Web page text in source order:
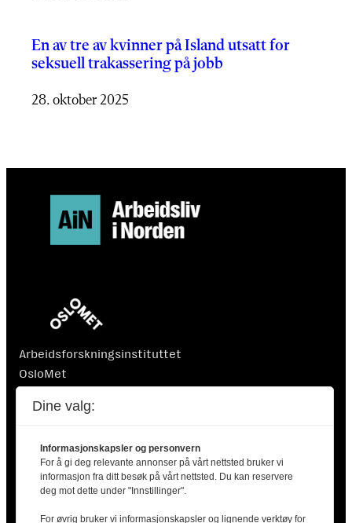
En av tre av kvinner på Island utsatt for
seksuell trakassering på jobb
28. oktober 2025
Arbeidsforskningsinstituttet
OsloMet
0130 Oslo
Dine valg:
Informasjonskapsler og personvern
For å gi deg relevante annonser på vårt nettsted bruker vi
informasjon fra ditt besøk på vårt nettsted. Du kan reservere
deg mot dette under "Innstillinger".
For øvrig bruker vi informasjonskapsler og lignende verktøy for